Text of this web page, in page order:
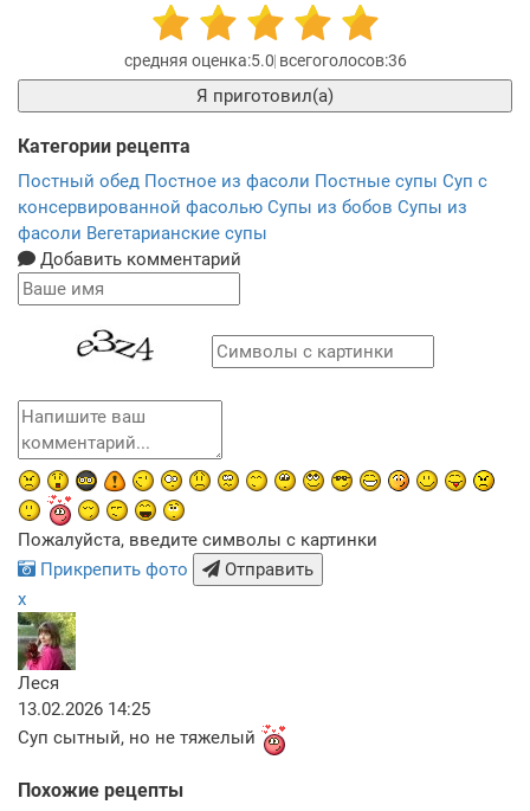
5.0 36
Я приготовил(а)
Категории рецепта
Постный обед Постное из фасоли Постные супы Суп с
консервированной фасолью Супы из бобов Супы из
фасоли Вегетарианские супы
Добавить комментарий
Пожалуйста, введите символы с картинки
Прикрепить фото
Отправить
x
Леся
13.02.2026 14:25
Суп сытный, но не тяжелый
Похожие рецепты